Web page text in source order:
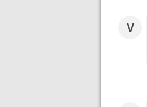
V